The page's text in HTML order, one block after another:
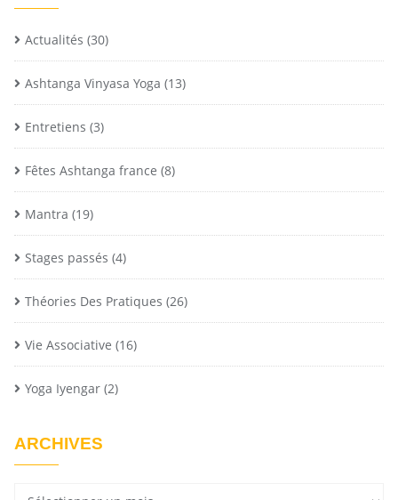
Actualités (30)
Ashtanga Vinyasa Yoga (13)
Entretiens (3)
Fêtes Ashtanga france (8)
Mantra (19)
Stages passés (4)
Théories Des Pratiques (26)
Vie Associative (16)
Yoga Iyengar (2)
ARCHIVES